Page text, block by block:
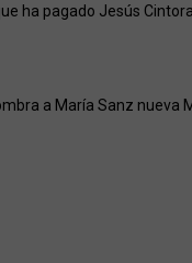
ha pagado Jesús Cintora
a María Sanz nueva